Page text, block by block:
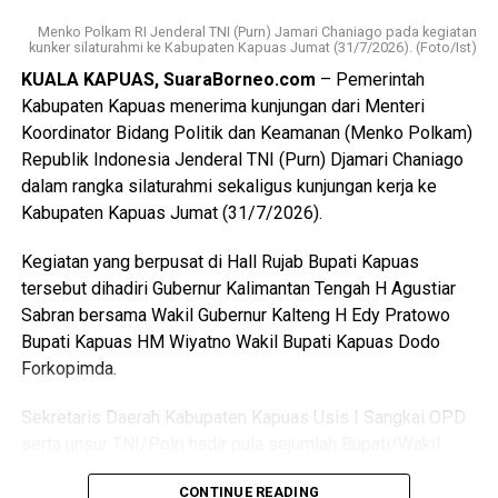
hari dan bahkan disertai ancaman akan membakar kamar
“Malam kejadian tersangka sempat datang ke lokasi dan
berkumpul bersama para korban. Namun usai kembali dari
menonton pertandingan final Piala Dunia ia kembali
mendatangi barak karena kembali terlibat cekcok dengan
korban,” katanya.
Nah saat pintu kamar dikunci dari dalam tersangka
menggedor hingga mendobrak pintu kemudian masuk
sambil merusak sejumlah barang dan melanjutkan
pertengkaran.
memicu kobaran api.
Menko Polkam RI Jenderal TNI (Purn) Jamari Chaniago pada kegiatan
kunker silaturahmi ke Kabupaten Kapuas Jumat (31/7/2026). (Foto/Ist)
KUALA KAPUAS, SuaraBorneo.com – Pemerintah
Kabupaten Kapuas menerima kunjungan dari Menteri
Koordinator Bidang Politik dan Keamanan (Menko Polkam)
Republik Indonesia Jenderal TNI (Purn) Djamari Chaniago
dalam rangka silaturahmi sekaligus kunjungan kerja ke
Kabupaten Kapuas Jumat (31/7/2026).
Kegiatan yang berpusat di Hall Rujab Bupati Kapuas
tersebut dihadiri Gubernur Kalimantan Tengah H Agustiar
Sabran bersama Wakil Gubernur Kalteng H Edy Pratowo
Bupati Kapuas HM Wiyatno Wakil Bupati Kapuas Dodo
Forkopimda.
Sekretaris Daerah Kabupaten Kapuas Usis I Sangkai OPD
Bupati diwilayah Kalimantan Tengah bersama unsur
CONTINUE READING